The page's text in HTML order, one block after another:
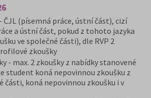
ČJL (písemná práce, ústní část), cizí
a ústní část, pokud z tohoto jazyka
ve společné části), dle RVP 2
zkoušky
- max. 2 zkoušky z nabídky stanovené
student koná nepovinnou zkoušku z
části, koná nepovinnou zkoušku i v